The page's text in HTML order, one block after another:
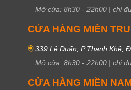
Mở cửa: 8h30 - 22h00 | chỉ
CỬA HÀNG MIỀN
339 Lê Duẩn, P.Thanh Khê,
Mở cửa: 8h30 - 22h00 | chỉ
CỬA HÀNG MIỀN